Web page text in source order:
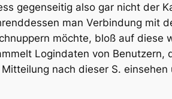
gegenseitig also gar nicht der
man Verbindung mit
möchte, bloß auf diese
Logindaten von
nach dieser S.